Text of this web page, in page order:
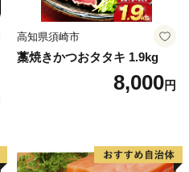
高知県須崎市
藁焼きかつおタタキ 1.9kg
8,000円